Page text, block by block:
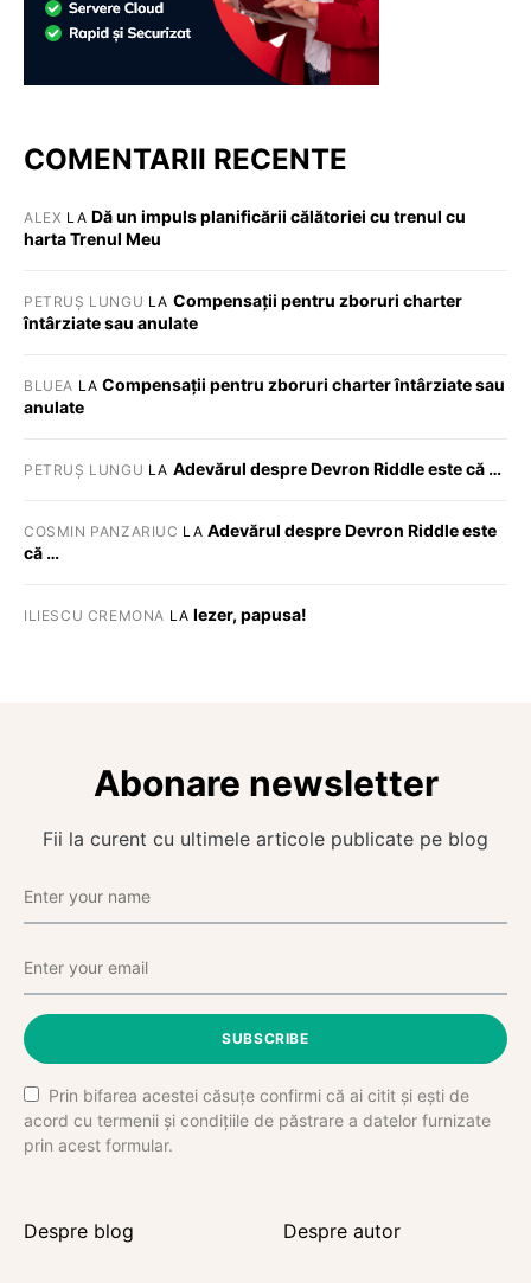
COMENTARII RECENTE
ALEX LA Dă un impuls planificării călătoriei cu trenul cu
harta Trenul Meu
PETRUȘ LUNGU LA Compensații pentru zboruri charter
întârziate sau anulate
BLUEA LACompensații pentru zboruri charter întârziate sau
anulate
PETRUȘ LUNGU LA Adevărul despre Devron Riddle este că …
COSMIN PANZARIUC LA Adevărul despre Devron Riddle este
că …
ILIESCU CREMONA LA Iezer, papusa!
Abonare newsletter
Fii la curent cu ultimele articole publicate pe blog
SUBSCRIBE
Prin bifarea acestei căsuțe confirmi că ai citit și ești de
acord cu termenii și condițiile de păstrare a datelor furnizate
prin acest formular.
Despre blog Despre autor